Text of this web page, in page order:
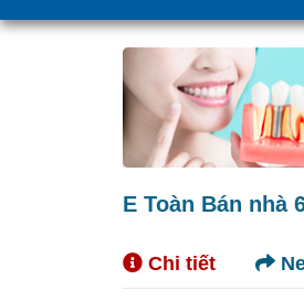
E Toàn Bán nhà
Chi tiết